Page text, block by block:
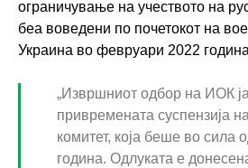
ограничување на учеството на
беа воведени по почетокот на
Украина во февруари 2022
„Извршниот одбор на ИОК
привремената суспензија
комитет, која беше во сила
година. Одлуката е